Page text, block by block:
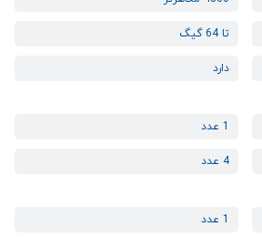
تا 64 گیگ
دارد
1 عدد
4 عدد
1 عدد